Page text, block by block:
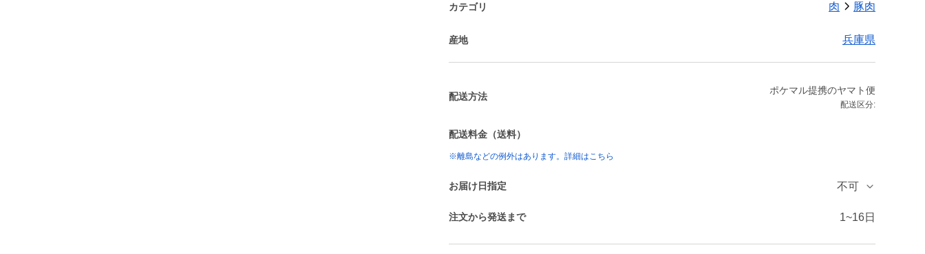
カテゴリ 肉 豚肉
産地 兵庫県
配送方法
ポケマル提携のヤマト便
配送区分:
配送料金（送料）
※離島などの例外はあります。詳細はこちら
お届け日指定 不可
注文から発送まで 1~16日